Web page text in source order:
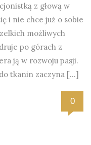
z głową w
i nie chce już o sobie
możliwych
po górach z
ją w rozwoju pasji.
tkanin zaczyna […]
0